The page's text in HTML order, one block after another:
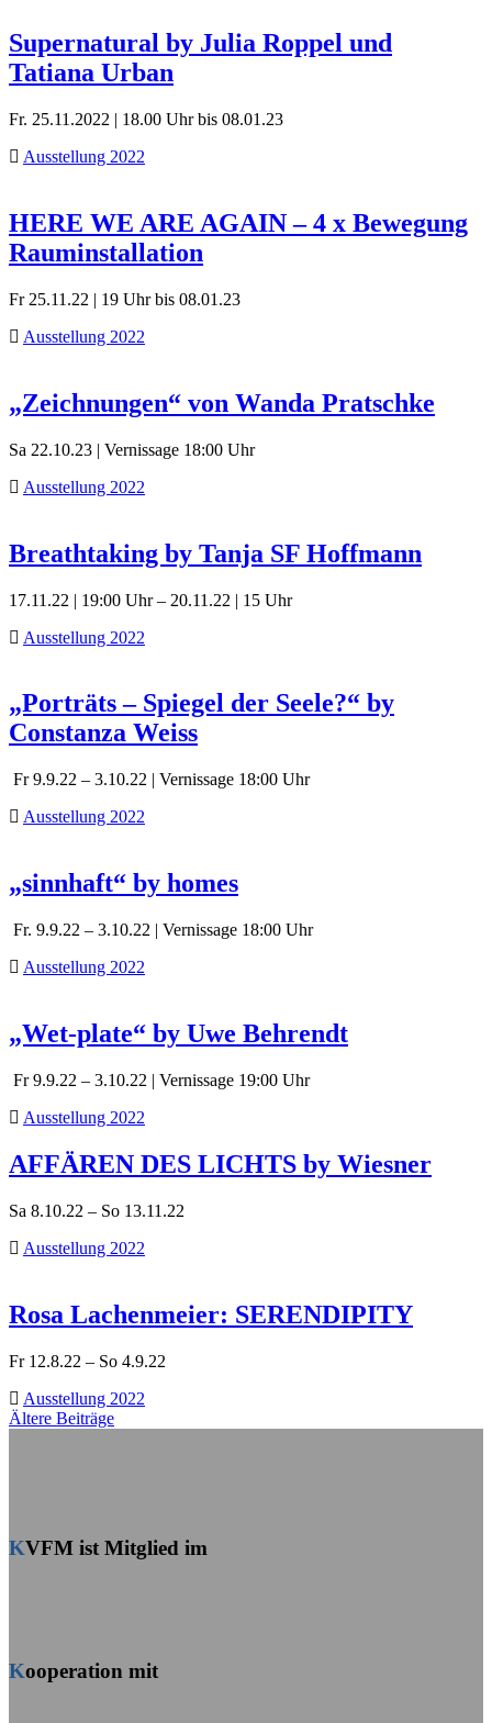
Supernatural by Julia Roppel und
Tatiana Urban
Fr. 25.11.2022 | 18.00 Uhr bis 08.01.23
Ausstellung 2022
HERE WE ARE AGAIN – 4 x Bewegung
Rauminstallation
Fr 25.11.22 | 19 Uhr bis 08.01.23
Ausstellung 2022
„Zeichnungen“ von Wanda Pratschke
Sa 22.10.23 | Vernissage 18:00 Uhr
Ausstellung 2022
Breathtaking by Tanja SF Hoffmann
17.11.22 | 19:00 Uhr – 20.11.22 | 15 Uhr
Ausstellung 2022
„Porträts – Spiegel der Seele?“ by
Constanza Weiss
Fr 9.9.22 – 3.10.22 | Vernissage 18:00 Uhr
Ausstellung 2022
„sinnhaft“ by homes
Fr. 9.9.22 – 3.10.22 | Vernissage 18:00 Uhr
Ausstellung 2022
„Wet-plate“ by Uwe Behrendt
Fr 9.9.22 – 3.10.22 | Vernissage 19:00 Uhr
Ausstellung 2022
AFFÄREN DES LICHTS by Wiesner
Sa 8.10.22 – So 13.11.22
Ausstellung 2022
Rosa Lachenmeier: SERENDIPITY
Fr 12.8.22 – So 4.9.22
Ausstellung 2022
Beitragsnavigation
Ältere Beiträge
KVFM ist Mitglied im
Kooperation mit